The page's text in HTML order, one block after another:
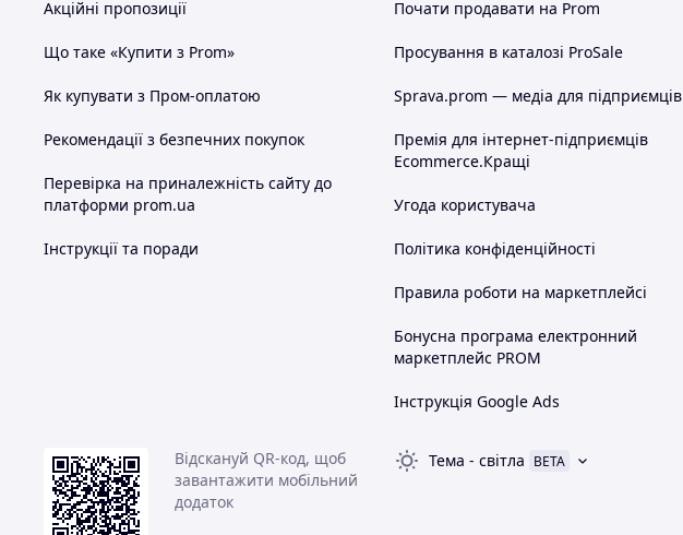
Акційні пропозиції
Що таке «Купити з Prom»
Як купувати з Пром-оплатою
Рекомендації з безпечних покупок
Перевірка на приналежність сайту до
платформи prom.ua
Інструкції та поради
Почати продавати на Prom
Просування в каталозі ProSale
Sprava.prom — медіа для підприємців
Премія для інтернет-підприємців
Ecommerce.Кращі
Угода користувача
Політика конфіденційності
Правила роботи на маркетплейсі
Бонусна програма електронний
маркетплейс PROM
Інструкція Google Ads
Відскануй QR-код, щоб
завантажити мобільний
додаток
Тема - світла BETA